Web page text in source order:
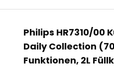
Philips HR7310/00
Daily Collection
Funktionen, 2L